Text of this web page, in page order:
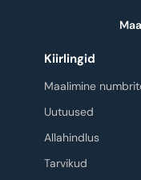
Kiirlingid
Maalimine
Uutuused
Allahindlus
Tarvikud